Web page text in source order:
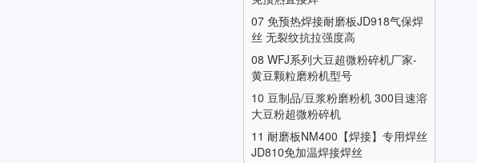
07 免预热焊接耐磨板JD918气保焊
丝 无裂纹抗拉强度高
08 WFJ系列大豆超微粉碎机厂家-
黄豆颗粒磨粉机型号
10 豆制品/豆浆粉磨粉机 300目速溶
大豆粉超微粉碎机
11 耐磨板NM400【焊接】专用焊丝
JD810免加温焊接焊丝